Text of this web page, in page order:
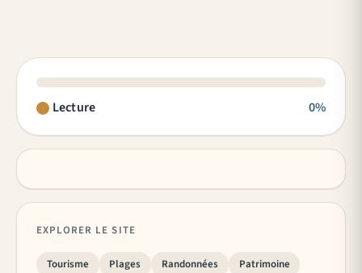
Lecture 0%
EXPLORER LE SITE
Tourisme Plages Randonnées
Patrimoine